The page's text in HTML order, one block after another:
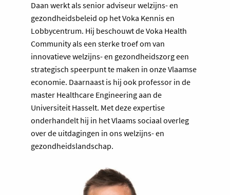
Daan werkt als senior adviseur welzijns- en
gezondheidsbeleid op het Voka Kennis en
Lobbycentrum. Hij beschouwt de Voka Health
Community als een sterke troef om van
innovatieve welzijns- en gezondheidszorg een
strategisch speerpunt te maken in onze Vlaamse
economie. Daarnaast is hij ook professor in de
master Healthcare Engineering aan de
Universiteit Hasselt. Met deze expertise
onderhandelt hij in het Vlaams sociaal overleg
over de uitdagingen in ons welzijns- en
gezondheidslandschap.